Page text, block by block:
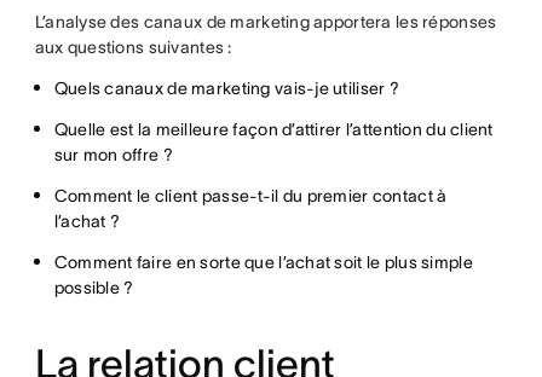
L’analyse des canaux de marketing apportera les réponses
aux questions suivantes :
Quels canaux de marketing vais-je utiliser ?
Quelle est la meilleure façon d’attirer l’attention du client
sur mon offre ?
Comment le client passe-t-il du premier contact à
l’achat ?
Comment faire en sorte que l’achat soit le plus simple
possible ?
La relation client